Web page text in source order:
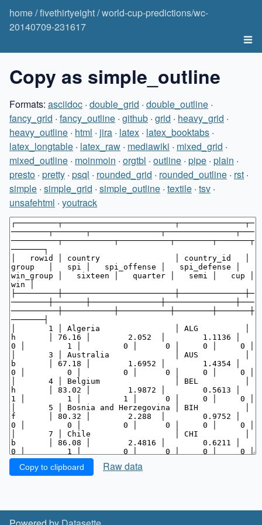
home/fivethirtyeight/world-cup-predictions/wc-
20140709-231617
Copy as simple_outline
Formats: asciidoc · double_grid · double_outline ·
fancy_grid · fancy_outline · github · grid · heavy_grid ·
heavy_outline · html · jira · latex · latex_booktabs ·
latex_longtable · latex_raw · mediawiki · mixed_grid ·
mixed_outline · moinmoin · orgtbl · outline · pipe · plain ·
presto · pretty · psql · rounded_grid · rounded_outline · rst ·
simple · simple_grid · simple_outline · textile · tsv ·
unsafehtml · youtrack
Copy to clipboard Raw data